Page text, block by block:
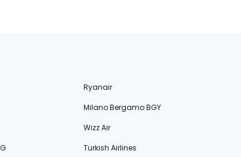
Ryanair
Milano Bergamo BGY
Wizz Air
Turkish Airlines